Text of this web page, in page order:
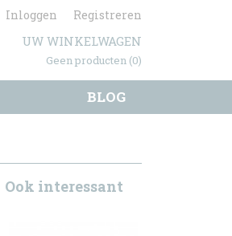
Inloggen Registreren
UW WINKELWAGEN
Geen producten (0)
BLOG
Ook interessant